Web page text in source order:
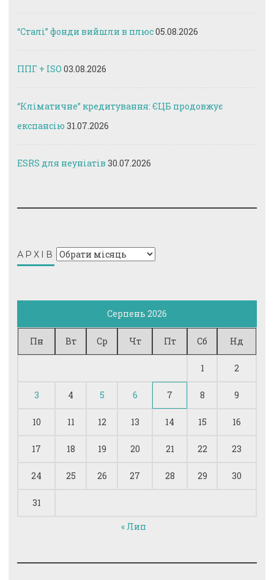
“Сталі” фонди вийшли в плюс05.08.2026
ППГ + ISO 03.08.2026
“Кліматичне” кредитування: ЄЦБ продовжує
експансію 31.07.2026
ESRS для неуніатів 30.07.2026
АРХІВ Архів
Серпень 2026
Пн Вт Ср Чт Пт Сб Нд
1 2
3 4 5 6 7 8 9
10 11 12 13 14 15 16
17 18 19 20 21 22 23
24 25 26 27 28 29 30
31
« Лип